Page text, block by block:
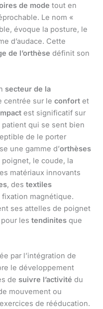
de mode tout en
Le nom «
évoque la posture, le
d’audace. Cette
de l’orthèse définit son
secteur de la
centrée sur le confort et
est significatif sur
patient qui se sent bien
de le porter
une gamme d’orthèses
poignet, le coude, la
matériaux innovants
, des textiles
magnétique.
ses attelles de poignet
les tendinites que
par l’intégration de
le développement
de suivre l’activité du
mouvement ou
de rééducation.